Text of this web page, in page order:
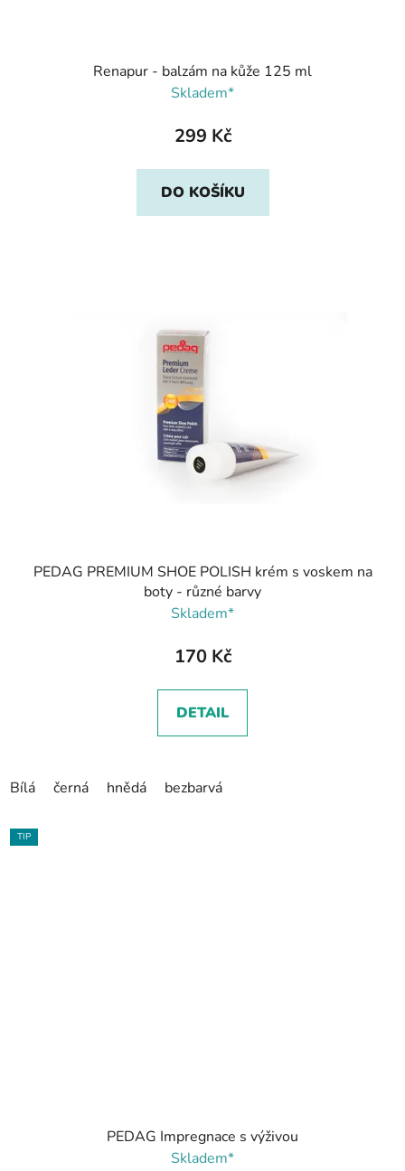
Renapur - balzám na kůže 125 ml
Skladem*
299 Kč
DO KOŠÍKU
PEDAG PREMIUM SHOE POLISH krém s voskem na
boty - různé barvy
Skladem*
170 Kč
DETAIL
Bílá černá hnědá bezbarvá
TIP
PEDAG Impregnace s výživou
Skladem*